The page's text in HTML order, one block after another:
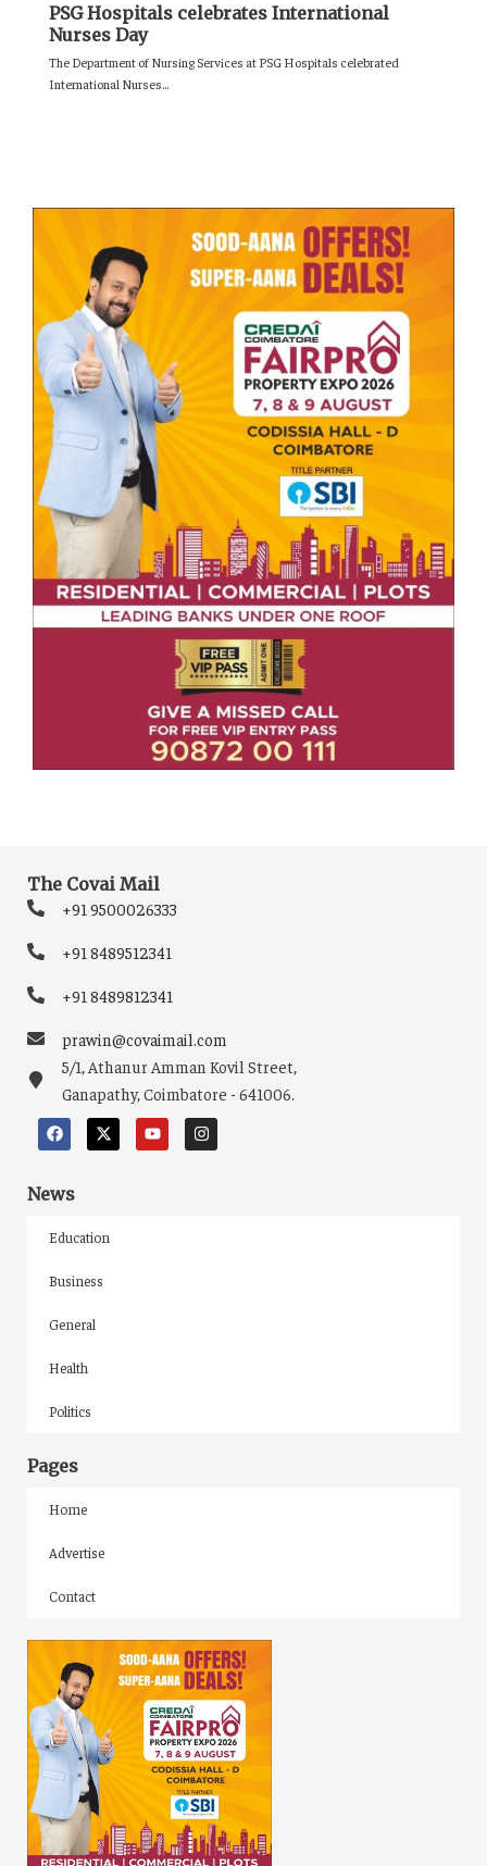
PSG Hospitals celebrates International
Nurses Day
The Department of Nursing Services at PSG Hospitals celebrated
International Nurses...
The Covai Mail
+91 9500026333
+91 8489512341
+91 8489812341
prawin@covaimail.com
5/1, Athanur Amman Kovil Street,
Ganapathy, Coimbatore - 641006.
News
Education
Business
General
Health
Politics
Pages
Home
Advertise
Contact